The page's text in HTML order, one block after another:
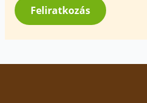
*
Feliratkozás